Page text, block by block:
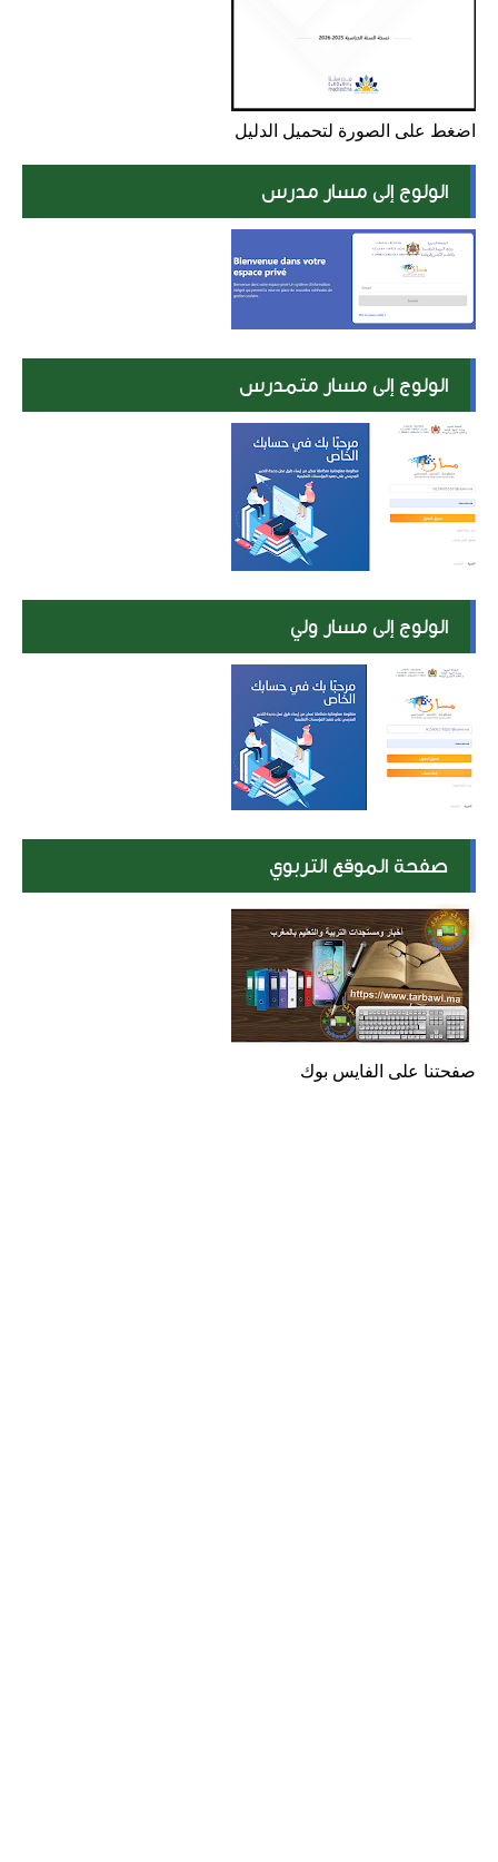
اضغط على الصورة لتحميل الدليل
الولوج إلى مسار مدرس
الولوج إلى مسار متمدرس
الولوج إلى مسار ولي
صفحة الموقع التربوي
صفحتنا على الفايس بوك